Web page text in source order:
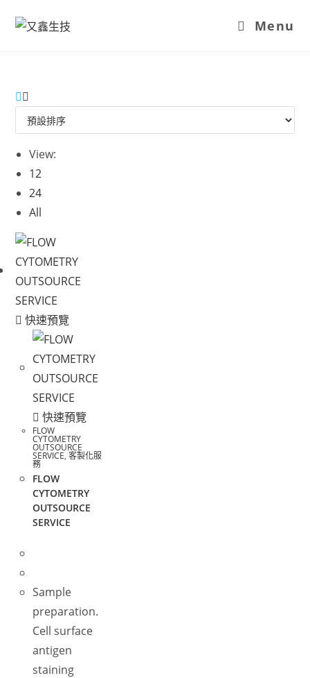
Menu
View:
12
24
All
快速預覽
快速預覽
FLOW
CYTOMETRY
OUTSOURCE
SERVICE,客製化服
務
FLOW
CYTOMETRY
OUTSOURCE
SERVICE
Sample
preparation.
Cell surface
antigen
staining